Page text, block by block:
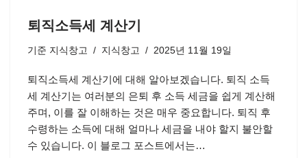
퇴직소득세 계산기
기준 지식창고 지식창고 2025년 11월 19일
퇴직소득세 계산기에 대해 알아보겠습니다. 퇴직 소득
세 계산기는 여러분의 은퇴 후 소득 세금을 쉽게 계산해
주며, 이를 잘 이해하는 것은 매우 중요합니다. 퇴직 후
수령하는 소득에 대해 얼마나 세금을 내야 할지 불안할
수 있습니다. 이 블로그 포스트에서는…